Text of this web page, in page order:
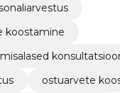
koostamine
ostuarvete